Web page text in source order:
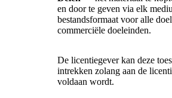
en door te geven via elk
bestandsformaat voor alle
commerciële doeleinden.
De licentiegever kan deze
intrekken zolang aan de
voldaan wordt.